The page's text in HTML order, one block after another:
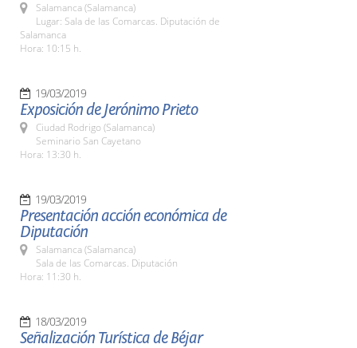
Salamanca (Salamanca)
Lugar: Sala de las Comarcas. Diputación de
Salamanca
Hora: 10:15 h.
19/03/2019
Exposición de Jerónimo Prieto
Ciudad Rodrigo (Salamanca)
Seminario San Cayetano
Hora: 13:30 h.
19/03/2019
Presentación acción económica de
Diputación
Salamanca (Salamanca)
Sala de las Comarcas. Diputación
Hora: 11:30 h.
18/03/2019
Señalización Turística de Béjar